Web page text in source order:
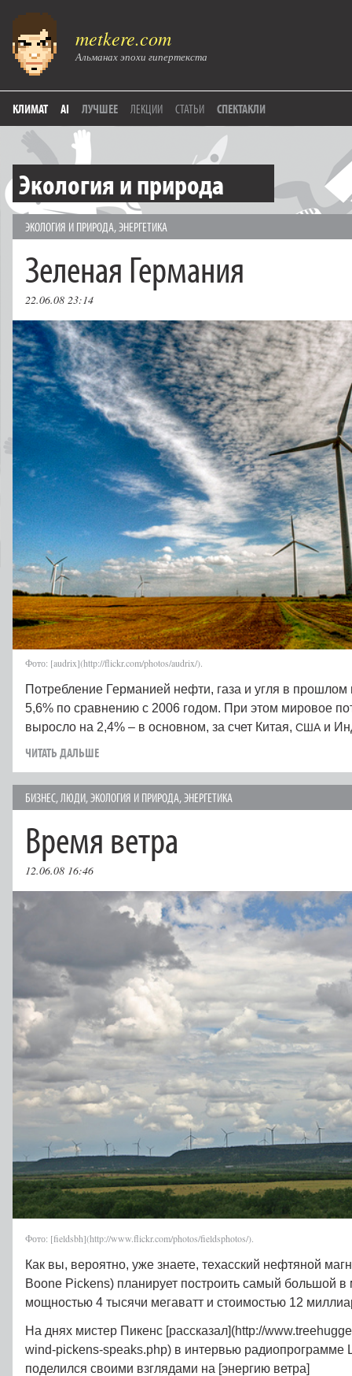
metkere.com
Альманах эпохи гипертекста
КЛИМАТ AI ЛУЧШЕЕ ЛЕКЦИИ СТАТЬИ СПЕКТАКЛИ
Экология и природа
ЭКОЛОГИЯ И ПРИРОДА,ЭНЕРГЕТИКА
Зеленая Германия
22.06.08 23:14
Фото: [audrix](http://flickr.com/photos/audrix/).
Потребление Германией нефти, газа и угля в прошлом
5,6% по сравнению с 2006 годом. При этом мировое
выросло на 2,4% – в основном, за счет Китая, США и
ЧИТАТЬ ДАЛЬШЕ
БИЗНЕС,ЛЮДИ,ЭКОЛОГИЯ И ПРИРОДА,ЭНЕРГЕТИКА
Время ветра
12.06.08 16:46
Фото: [fieldsbh](http://www.flickr.com/photos/fieldsphotos/).
Как вы, вероятно, уже знаете, техасский нефтяной
Boone Pickens) планирует построить самый большой в
мощностью 4 тысячи мегаватт и стоимостью 12
На днях мистер Пикенс [рассказал](http://
wind-pickens-speaks.php) в интервью радиопрограмме
поделился своими взглядами на [энергию ветра]